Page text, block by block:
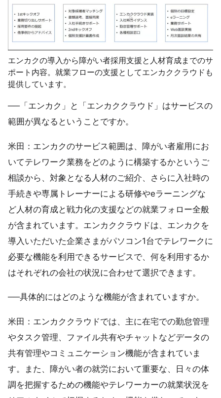
エンカクの導入から障がい者採用支援と人材育成までのサ
ポート内容。就業フローの支援としてエンカククラウドも
提供しています。
──「エンカク」と「エンカククラウド」はサービスの
範囲が異なるということですか。
米田：エンカクのサービス範囲は、障がい者雇用にお
いてテレワーク業務をどのように構築するかというご
相談から、対象となる人材のご紹介、さらに入社時の
手続きや専属トレーナーによる研修やeラーニングな
ど人材の育成と戦力化の支援などの就業フォロー全般
が含まれています。エンカククラウドは、エンカクを
導入いただいた企業さまがパソコン1台でテレワークに
必要な機能を利用できるサービスで、何を利用するか
はそれぞれの会社の状況に合わせて選択できます。
──具体的にはどのような機能が含まれていますか。
米田：エンカククラウドでは、主に在宅での勤怠管理
やタスク管理、ファイル共有やチャットなどデータの
共有管理やコミュニケーション機能が含まれていま
す。また、障がい者の就労において重要な、日々の体
調を把握するための機能やテレワーカーの就業状況を